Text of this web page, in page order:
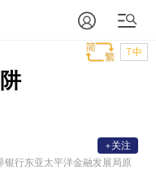
T中
行东亚太平洋金融发展局原
+关注